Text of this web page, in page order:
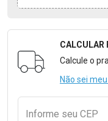
FormulárioCALCULAR
Calcule o
Não sei meu
Informe seu CEP